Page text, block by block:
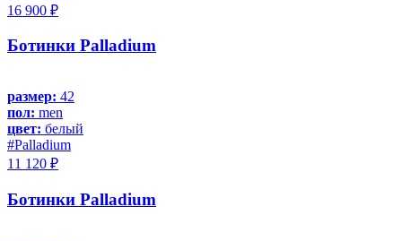
16 900 ₽
Ботинки Palladium
размер: 42
пол: men
цвет: белый
#Palladium
11 120 ₽
Ботинки Palladium